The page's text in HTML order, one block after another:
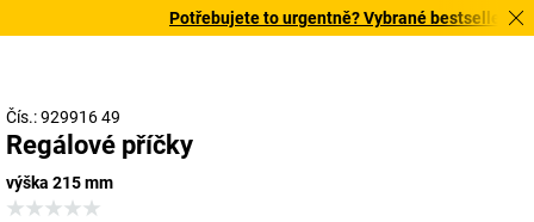
Potřebujete to urgentně? Vybrané bestsellery
Čís.: 929916 49
Regálové příčky
výška 215 mm